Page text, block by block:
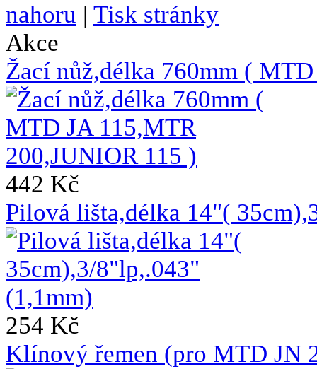
nahoru | Tisk stránky
Akce
Žací nůž,délka 760mm (
442 Kč
Pilová lišta,délka 14"(
254 Kč
Klínový řemen (pro MTD JN